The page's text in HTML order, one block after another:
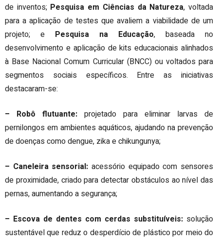
de inventos; Pesquisa em Ciências da Natureza, voltada
para a aplicação de testes que avaliem a viabilidade de um
projeto; e Pesquisa na Educação, baseada no
desenvolvimento e aplicação de kits educacionais alinhados
à Base Nacional Comum Curricular (BNCC) ou voltados para
segmentos sociais específicos. Entre as iniciativas
destacaram-se:
– Robô flutuante: projetado para eliminar larvas de
pernilongos em ambientes aquáticos, ajudando na prevenção
de doenças como dengue, zika e chikungunya;
– Caneleira sensorial: acessório equipado com sensores
de proximidade, criado para detectar obstáculos ao nível das
pernas, aumentando a segurança;
– Escova de dentes com cerdas substituíveis: solução
sustentável que reduz o desperdício de plástico por meio do